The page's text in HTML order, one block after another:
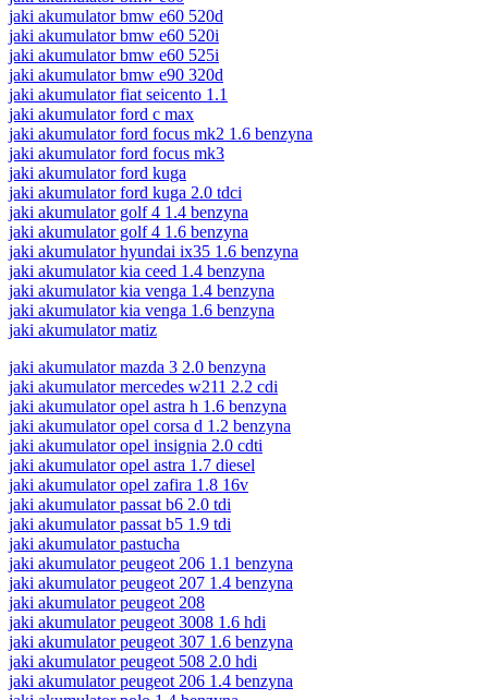
jaki akumulator bmw e60 520d
jaki akumulator bmw e60 520i
jaki akumulator bmw e60 525i
jaki akumulator bmw e90 320d
jaki akumulator fiat seicento 1.1
jaki akumulator ford c max
jaki akumulator ford focus mk2 1.6 benzyna
jaki akumulator ford focus mk3
jaki akumulator ford kuga
jaki akumulator ford kuga 2.0 tdci
jaki akumulator golf 4 1.4 benzyna
jaki akumulator golf 4 1.6 benzyna
jaki akumulator hyundai ix35 1.6 benzyna
jaki akumulator kia ceed 1.4 benzyna
jaki akumulator kia venga 1.4 benzyna
jaki akumulator kia venga 1.6 benzyna
jaki akumulator matiz
jaki akumulator mazda 3 2.0 benzyna
jaki akumulator mercedes w211 2.2 cdi
jaki akumulator opel astra h 1.6 benzyna
jaki akumulator opel corsa d 1.2 benzyna
jaki akumulator opel insignia 2.0 cdti
jaki akumulator opel astra 1.7 diesel
jaki akumulator opel zafira 1.8 16v
jaki akumulator passat b6 2.0 tdi
jaki akumulator passat b5 1.9 tdi
jaki akumulator pastucha
jaki akumulator peugeot 206 1.1 benzyna
jaki akumulator peugeot 207 1.4 benzyna
jaki akumulator peugeot 208
jaki akumulator peugeot 3008 1.6 hdi
jaki akumulator peugeot 307 1.6 benzyna
jaki akumulator peugeot 508 2.0 hdi
jaki akumulator peugeot 206 1.4 benzyna